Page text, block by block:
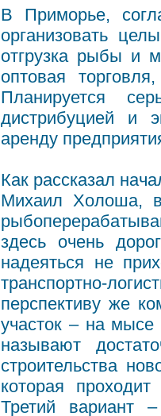
В Приморье,
организовать
отгрузка рыбы и
оптовая
Планируется
дистрибуцией и
аренду
Как рассказал
Михаил Холоша,
здесь очень
надеяться не
транспортно-
перспективу же
участок – на мысе
называют
строительства
которая
Третий вариант